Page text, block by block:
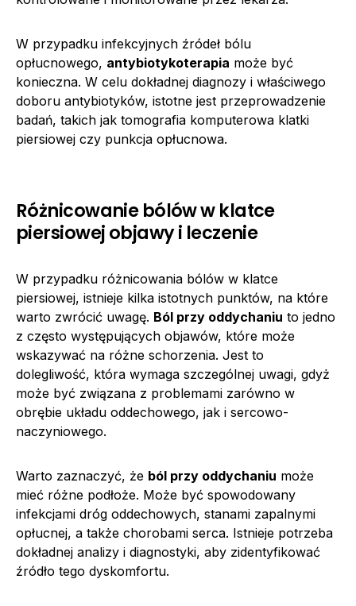
W przypadku infekcyjnych źródeł bólu
opłucnowego, antybiotykoterapia może być
konieczna. W celu dokładnej diagnozy i właściwego
doboru antybiotyków, istotne jest przeprowadzenie
badań, takich jak tomografia komputerowa klatki
piersiowej czy punkcja opłucnowa.
Różnicowanie bólów w klatce
piersiowej objawy i leczenie
W przypadku różnicowania bólów w klatce
piersiowej, istnieje kilka istotnych punktów, na które
warto zwrócić uwagę. Ból przy oddychaniu to jedno
z często występujących objawów, które może
wskazywać na różne schorzenia. Jest to
dolegliwość, która wymaga szczególnej uwagi, gdyż
może być związana z problemami zarówno w
obrębie układu oddechowego, jak i sercowo-
naczyniowego.
Warto zaznaczyć, że ból przy oddychaniu może
mieć różne podłoże. Może być spowodowany
infekcjami dróg oddechowych, stanami zapalnymi
opłucnej, a także chorobami serca. Istnieje potrzeba
dokładnej analizy i diagnostyki, aby zidentyfikować
źródło tego dyskomfortu.